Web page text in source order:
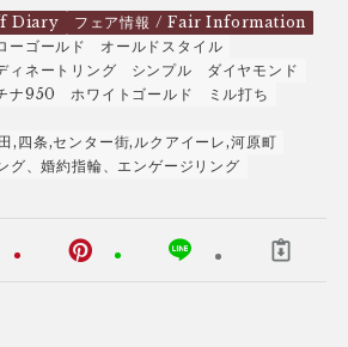
Diary
フェア情報 / Fair Information
ーゴールド
オールドスタイル
ィネートリング シンプル
ダイヤモンド
ナ950 ホワイトゴールド
ミル打ち
,四条,センター街,ルクアイーレ,河原町
グ、婚約指輪、エンゲージリング